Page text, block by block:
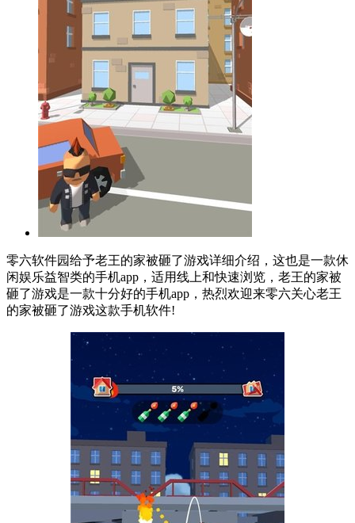
零六软件园给予老王的家被砸了游戏详细介绍，这也是一款休
闲娱乐益智类的手机app，适用线上和快速浏览，老王的家被
砸了游戏是一款十分好的手机app，热烈欢迎来零六关心老王
的家被砸了游戏这款手机软件!